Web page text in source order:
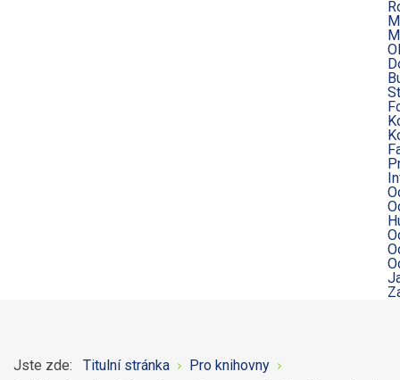
Jste zde: Titulní stránka
Pro knihovny